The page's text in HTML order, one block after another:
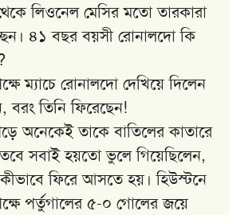
লিওনেল মেসির মতো তারকারা
৪১ বছর বয়সী রোনালদো কি
ম্যাচে রোনালদো দেখিয়ে দিলেন
বরং তিনি ফিরেছেন!
অনেকেই তাকে বাতিলের কাতারে
সবাই হয়তো ভুলে গিয়েছিলেন,
কীভাবে ফিরে আসতে হয়। হিউস্টনে
পর্তুগালের ৫-০ গোলের জয়ে